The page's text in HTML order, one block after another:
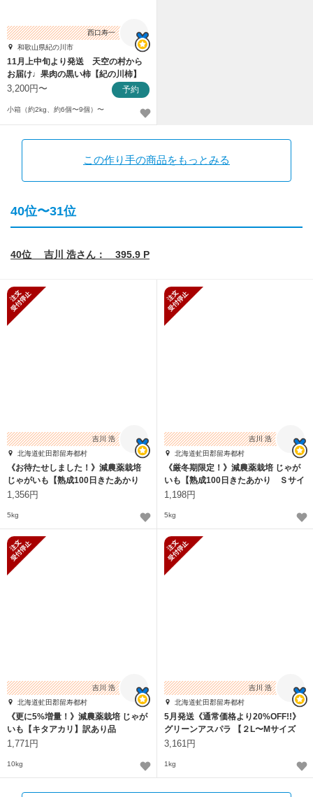
西口寿一
和歌山県紀の川市
11月上中旬より発送 天空の村から
お届け♩果肉の黒い柿【紀の川柿】
3,200円〜 予約
小箱（約2kg、約6個〜9個）〜
この作り手の商品をもっとみる
40位〜31位
40位 吉川 浩さん： 395.9 P
吉川 浩
北海道虻田郡留寿都村
《お待たせしました！》減農薬栽培
じゃがいも【熟成100日きたあかり
Ｍサイズ】
1,356円
5kg
吉川 浩
北海道虻田郡留寿都村
《厳冬期限定！》減農薬栽培 じゃが
いも【熟成100日きたあかり Ｓサイ
ズ】
1,198円
5kg
吉川 浩
北海道虻田郡留寿都村
《更に5%増量！》減農薬栽培 じゃが
いも【キタアカリ】訳あり品
1,771円
10kg
吉川 浩
北海道虻田郡留寿都村
5月発送《通常価格より20%OFF!!》
グリーンアスパラ 【２L〜Mサイズ
混】
3,161円
1kg